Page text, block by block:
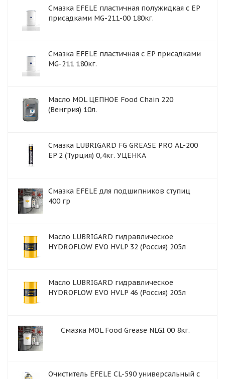
Смазка EFELE пластичная полужидкая с EP
присадками MG-211-00 180кг.
Смазка EFELE пластичная с EP присадками
MG-211 180кг.
Масло MOL ЦЕПНОЕ Food Chain 220
(Венгрия) 10л.
Смазка LUBRIGARD FG GREASE PRO AL-200
EP 2 (Турция) 0,4кг. УЦЕНКА
Смазка EFELE для подшипников ступиц
400 гр
Масло LUBRIGARD гидравлическое
HYDROFLOW EVO HVLP 32 (Россия) 205л
Масло LUBRIGARD гидравлическое
HYDROFLOW EVO HVLP 46 (Россия) 205л
Смазка MOL Food Grease NLGI 00 8кг.
Очиститель EFELE CL-590 универсальный с